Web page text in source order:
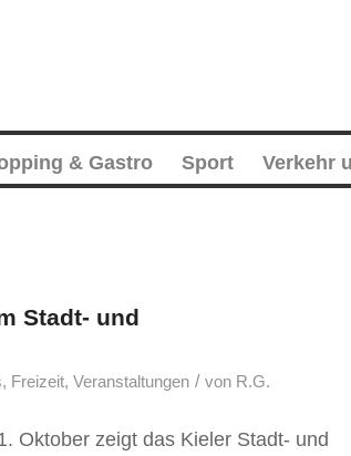
& Gastro Sport Verkehr
Stadt- und
, Freizeit,Veranstaltungen / von R.G.
Oktober zeigt das Kieler Stadt- und